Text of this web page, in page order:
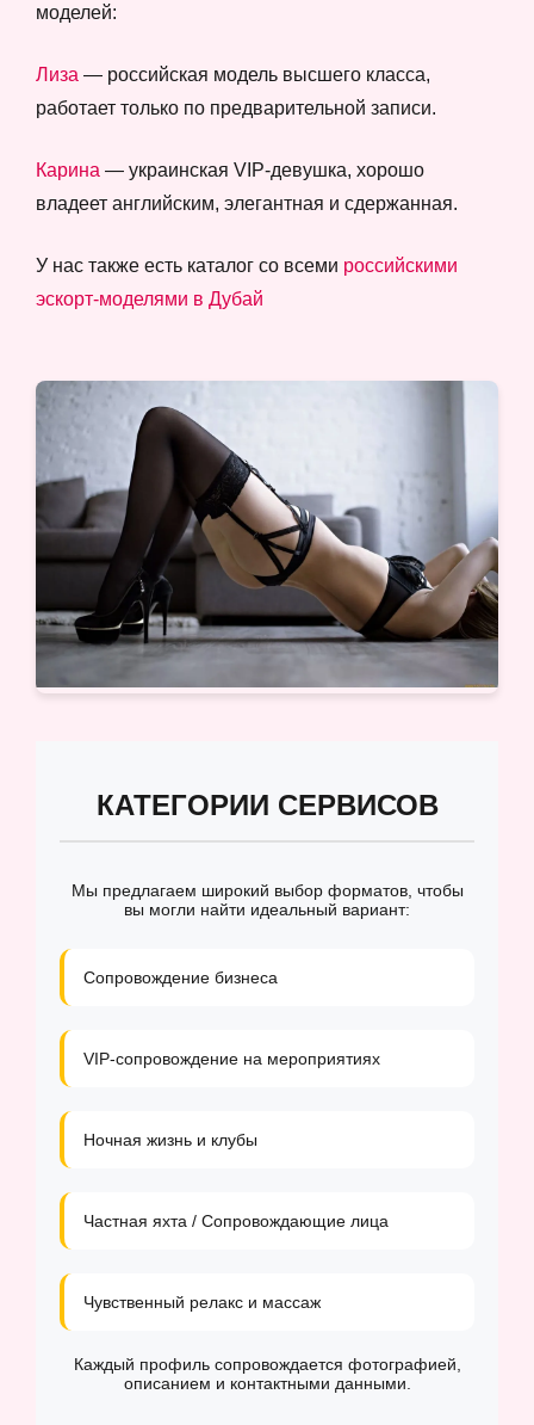
моделей:
Лиза — российская модель высшего класса,
работает только по предварительной записи.
Карина — украинская VIP-девушка, хорошо
владеет английским, элегантная и сдержанная.
У нас также есть каталог со всеми российскими
эскорт-моделями в Дубай
КАТЕГОРИИ СЕРВИСОВ
Мы предлагаем широкий выбор форматов, чтобы
вы могли найти идеальный вариант:
Сопровождение бизнеса
VIP-сопровождение на мероприятиях
Ночная жизнь и клубы
Частная яхта / Сопровождающие лица
Чувственный релакс и массаж
Каждый профиль сопровождается фотографией,
описанием и контактными данными.